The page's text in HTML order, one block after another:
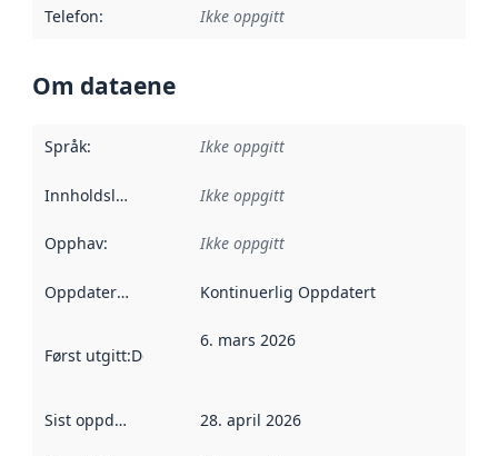
Telefon: Ikke oppgitt
Om dataene
Språk: Ikke oppgitt
Innholdsleverandører :
Ikke oppgitt
Opphav: Ikke oppgitt
Oppdateringsfrekvens :
Kontinuerlig Oppdatert
Først utgitt:Denne datoen sier når dataene i dette
6. mars 2026
Sist oppdatert 28. april 2026